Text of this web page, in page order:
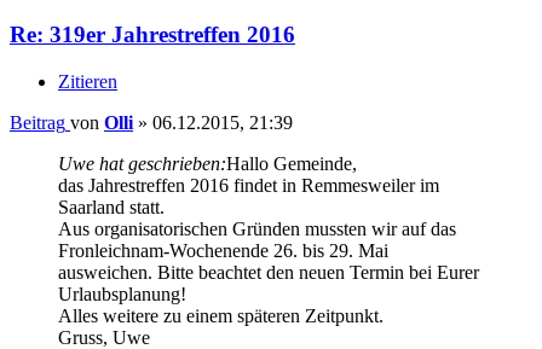
Re: 319er Jahrestreffen 2016
Zitieren
Beitrag von Olli » 06.12.2015, 21:39
Uwe hat geschrieben:Hallo Gemeinde,
das Jahrestreffen 2016 findet in Remmesweiler im
Saarland statt.
Aus organisatorischen Gründen mussten wir auf das
Fronleichnam-Wochenende 26. bis 29. Mai
ausweichen. Bitte beachtet den neuen Termin bei Eurer
Urlaubsplanung!
Alles weitere zu einem späteren Zeitpunkt.
Gruss, Uwe